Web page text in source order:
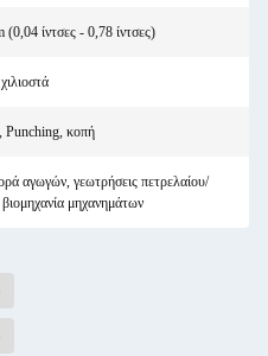
(0,04 ίντσες - 0,78 ίντσες)
κοπή
αγωγών, γεωτρήσεις πετρελαίου/
μηχανημάτων